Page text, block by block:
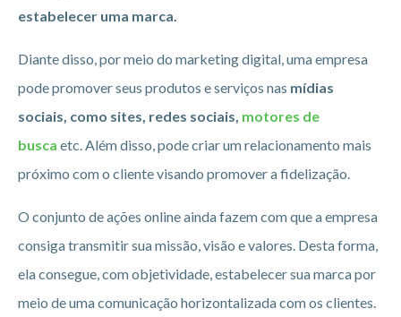
estabelecer uma marca.
Diante disso, por meio do marketing digital, uma empresa
pode promover seus produtos e serviços nas mídias
sociais, como sites, redes sociais, motores de
busca etc. Além disso, pode criar um relacionamento mais
próximo com o cliente visando promover a fidelização.
O conjunto de ações online ainda fazem com que a empresa
consiga transmitir sua missão, visão e valores. Desta forma,
ela consegue, com objetividade, estabelecer sua marca por
meio de uma comunicação horizontalizada com os clientes.